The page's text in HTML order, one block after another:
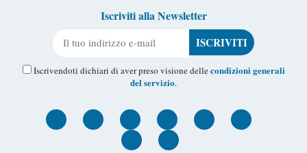
Iscriviti alla Newsletter
Iscrivendoti dichiari di aver preso visione dellecondizioni generali
del servizio.